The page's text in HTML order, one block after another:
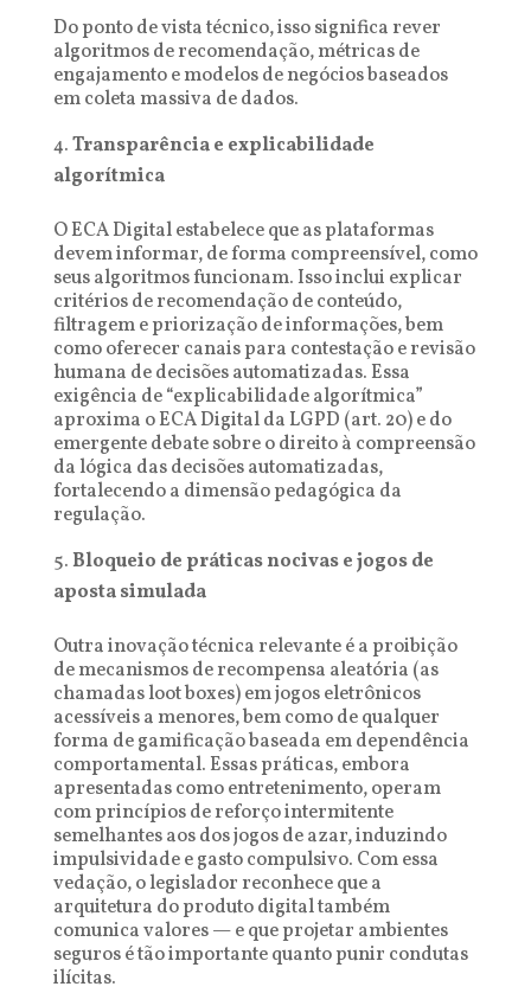
Do ponto de vista técnico, isso significa rever
algoritmos de recomendação, métricas de
engajamento e modelos de negócios baseados
em coleta massiva de dados.
Transparência e explicabilidade
algorítmica
O ECA Digital estabelece que as plataformas
devem informar, de forma compreensível, como
seus algoritmos funcionam. Isso inclui explicar
critérios de recomendação de conteúdo,
filtragem e priorização de informações, bem
como oferecer canais para contestação e revisão
humana de decisões automatizadas. Essa
exigência de “explicabilidade algorítmica”
aproxima o ECA Digital da LGPD (art. 20) e do
emergente debate sobre o direito à compreensão
da lógica das decisões automatizadas,
fortalecendo a dimensão pedagógica da
regulação.
Bloqueio de práticas nocivas e jogos de
aposta simulada
Outra inovação técnica relevante é a proibição
de mecanismos de recompensa aleatória (as
chamadas loot boxes) em jogos eletrônicos
acessíveis a menores, bem como de qualquer
forma de gamificação baseada em dependência
comportamental. Essas práticas, embora
apresentadas como entretenimento, operam
com princípios de reforço intermitente
semelhantes aos dos jogos de azar, induzindo
impulsividade e gasto compulsivo. Com essa
vedação, o legislador reconhece que a
arquitetura do produto digital também
comunica valores — e que projetar ambientes
seguros é tão importante quanto punir condutas
ilícitas.